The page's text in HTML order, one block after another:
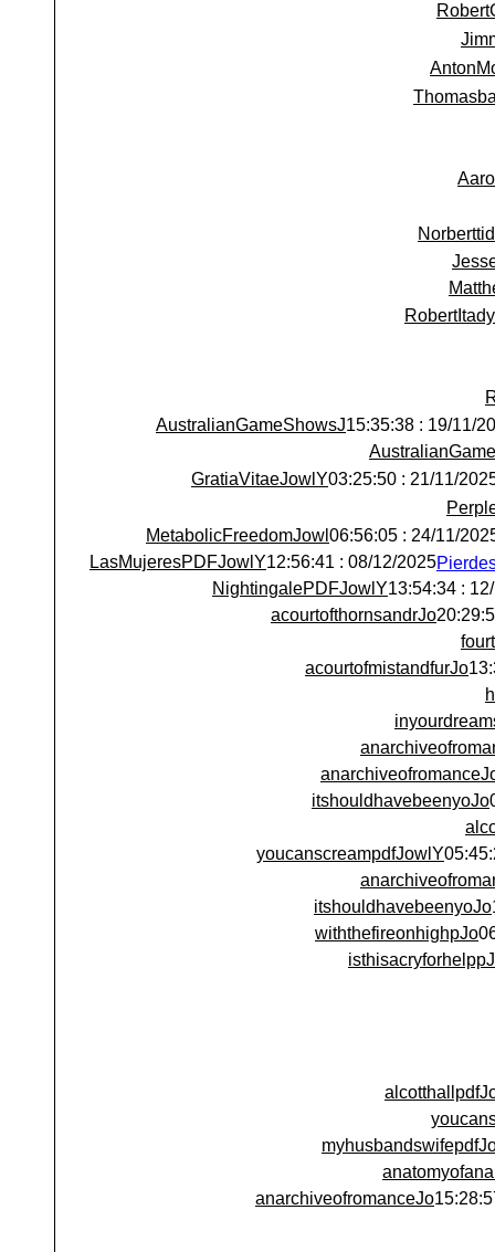
RobertItady
19/11/2025 :
AustralianGameShowsJ
21/11/2025 :
GratiaVitaeJowlY
24/11/2025 :
MetabolicFreedomJowl
08/12/2025 : 12:56:41
LasMujeresPDFJowlY
12/
NightingalePDFJowlY
acourtofthornsandrJo
acourtofmistandfurJo
itshouldhavebeenyoJo
youcanscreampdfJowlY
itshouldhavebeenyoJo
withthefireonhighpJo
anarchiveofromanceJo